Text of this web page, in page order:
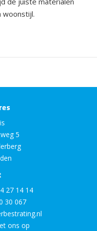
woonstijl.
5
27 14 14
30 067
ons op